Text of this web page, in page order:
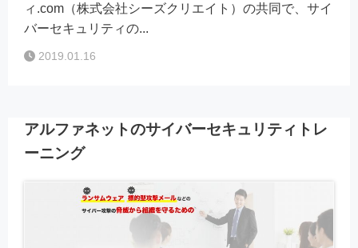
ィ.com（株式会社シーズクリエイト）の共同で、サイ
バーセキュリティの...
2019.01.16
アルファネットのサイバーセキュリティトレ
ーニング